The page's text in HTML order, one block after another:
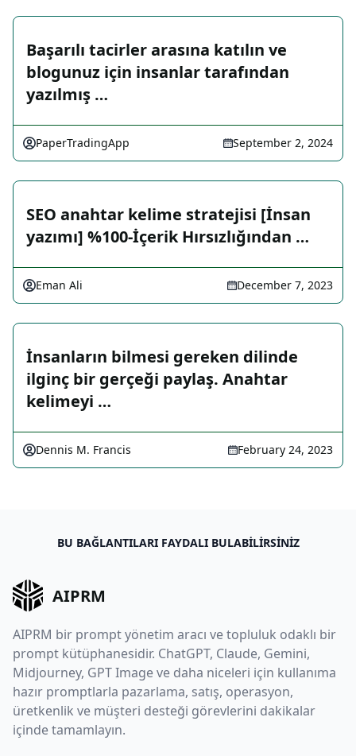
Başarılı tacirler arasına katılın ve
blogunuz için insanlar tarafından
yazılmış …
PaperTradingApp September 2, 2024
SEO anahtar kelime stratejisi [İnsan
yazımı] %100-İçerik Hırsızlığından …
Eman Ali December 7, 2023
İnsanların bilmesi gereken dilinde
ilginç bir gerçeği paylaş. Anahtar
kelimeyi …
Dennis M. Francis February 24, 2023
BU BAĞLANTILARI FAYDALI BULABILIRSINIZ
AIPRM
AIPRM bir prompt yönetim aracı ve topluluk odaklı bir
prompt kütüphanesidir. ChatGPT, Claude, Gemini,
Midjourney, GPT Image ve daha niceleri için kullanıma
hazır promptlarla pazarlama, satış, operasyon,
üretkenlik ve müşteri desteği görevlerini dakikalar
içinde tamamlayın.